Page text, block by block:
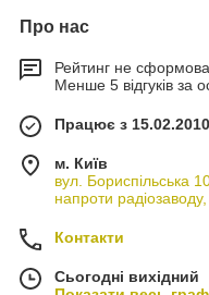
Про нас
Рейтинг не
Менше 5 відгуків за
Працює з 15.02.2010
м. Київ
вул. Бориспільська
напроти
Контакти
Сьогодні вихідний